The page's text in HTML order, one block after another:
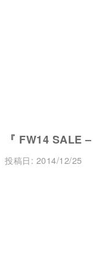
『 FW14 SALE
投稿日: 2014/12/25